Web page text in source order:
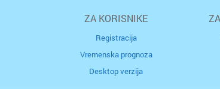
ZA KORISNIKE
Registracija
Vremenska prognoza
Desktop verzija